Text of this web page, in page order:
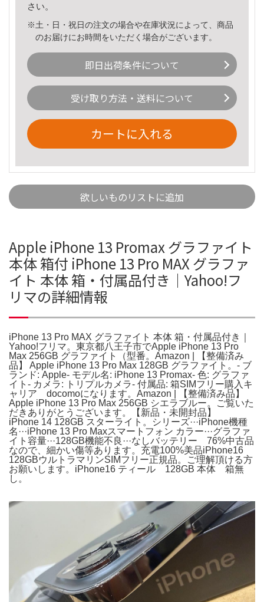
さい。
※土・日・祝日の注文の場合や在庫状況によって、商品
のお届けにお時間をいただく場合がございます。
即日出荷条件について
受け取り方法・送料について
カートに入れる
欲しいものリストに追加
Apple iPhone 13 Promax グラファイト
本体 箱付 iPhone 13 Pro MAX グラファ
イト 本体 箱・付属品付き｜Yahoo!フ
リマの詳細情報
iPhone 13 Pro MAX グラファイト 本体 箱・付属品付き｜
Yahoo!フリマ。東京都八王子市でApple iPhone 13 Pro
Max 256GB グラファイト（型番。Amazon | 【整備済み
品】 Apple iPhone 13 Pro Max 128GB グラファイト。- ブ
ランド: Apple- モデル名: iPhone 13 Promax- 色: グラファ
イト- カメラ: トリプルカメラ- 付属品: 箱SIMフリー購入キ
ャリア docomoになります。Amazon | 【整備済み品】
Apple iPhone 13 Pro Max 256GB シエラブルー。ご覧いた
だきありがとうございます。【新品・未開封品】
iPhone 14 128GB スターライト。シリーズ···iPhone機種
名···iPhone 13 Pro Maxスマートフォン カラー···グラファ
イト容量···128GB機能不良···なしバッテリー 76%中古品
なので、細かい傷等あります。充電100%美品iPhone16
128GBウルトラマリンSIMフリー正規品。ご理解頂ける方
お願いします。iPhone16 ティール 128GB 本体 箱無
し。